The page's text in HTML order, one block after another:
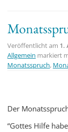
Veröffentlicht am 1.
Allgemein markiert
Monatsspruch,
Der
“Gottes Hilfe